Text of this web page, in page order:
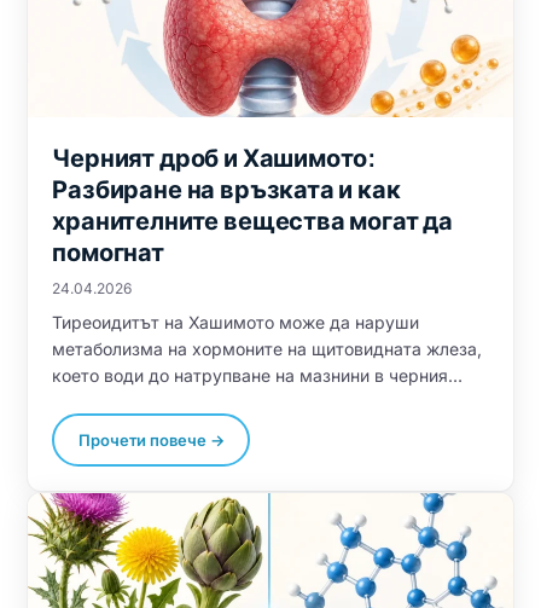
Черният дроб и Хашимото:
Разбиране на връзката и как
хранителните вещества могат да
помогнат
24.04.2026
Тиреоидитът на Хашимото може да наруши
метаболизма на хормоните на щитовидната жлеза,
което води до натрупване на мазнини в черния
инозитол, метионин и таурин подпомагат здравето
на черния дроб, като подобряват липидния
и подобряват инсулиновата чувствителност.
Прочети повече →